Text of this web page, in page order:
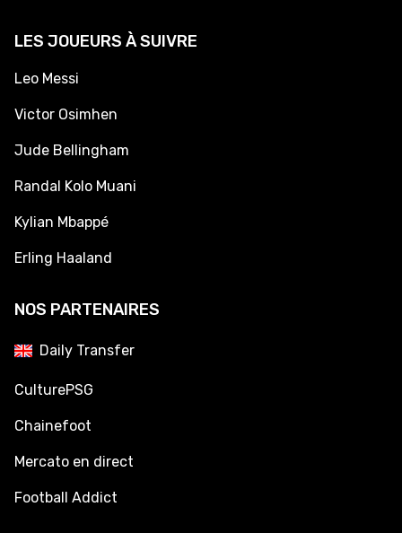
LES JOUEURS À SUIVRE
Leo Messi
Victor Osimhen
Jude Bellingham
Randal Kolo Muani
Kylian Mbappé
Erling Haaland
NOS PARTENAIRES
Daily Transfer
CulturePSG
Chainefoot
Mercato en direct
Football Addict